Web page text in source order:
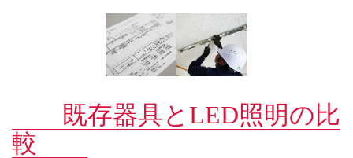
既存器具とLED照明の比
較